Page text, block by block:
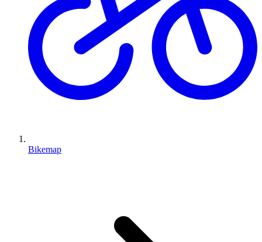
Bikemap